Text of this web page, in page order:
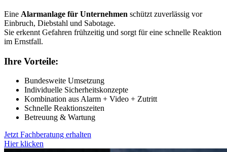
Eine Alarmanlage für Unternehmen schützt zuverlässig vor
Einbruch, Diebstahl und Sabotage.
Sie erkennt Gefahren frühzeitig und sorgt für eine schnelle Reaktion
im Ernstfall.
Ihre Vorteile:
Bundesweite Umsetzung
Individuelle Sicherheitskonzepte
Kombination aus Alarm + Video + Zutritt
Schnelle Reaktionszeiten
Betreuung & Wartung
Jetzt Fachberatung erhalten
Hier klicken